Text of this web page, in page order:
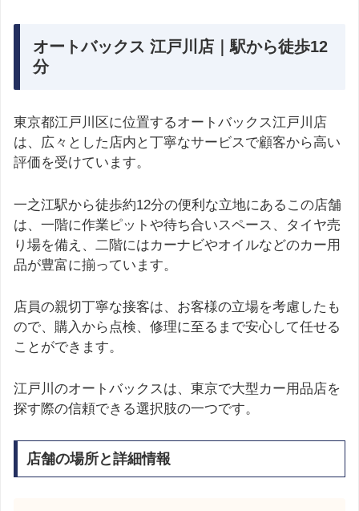
オートバックス 江戸川店｜駅から徒歩12
分
東京都江戸川区に位置するオートバックス江戸川店
は、広々とした店内と丁寧なサービスで顧客から高い
評価を受けています。
一之江駅から徒歩約12分の便利な立地にあるこの店舗
は、一階に作業ピットや待ち合いスペース、タイヤ売
り場を備え、二階にはカーナビやオイルなどのカー用
品が豊富に揃っています。
店員の親切丁寧な接客は、お客様の立場を考慮したも
ので、購入から点検、修理に至るまで安心して任せる
ことができます。
江戸川のオートバックスは、東京で大型カー用品店を
探す際の信頼できる選択肢の一つです。
店舗の場所と詳細情報